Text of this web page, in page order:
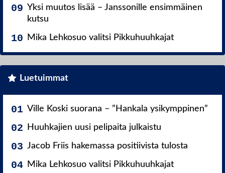
Yksi muutos lisää – Janssonille ensimmäinen
kutsu
Mika Lehkosuo valitsi Pikkuhuuhkajat
Luetuimmat
Ville Koski suorana – ”Hankala ysikymppinen”
Huuhkajien uusi pelipaita julkaistu
Jacob Friis hakemassa positiivista tulosta
Mika Lehkosuo valitsi Pikkuhuuhkajat